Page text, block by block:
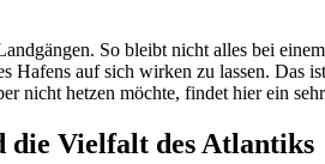
So bleibt nicht alles bei
Hafens auf sich wirken zu lassen.
nicht hetzen möchte, findet hier ein
die Vielfalt des Atlantiks